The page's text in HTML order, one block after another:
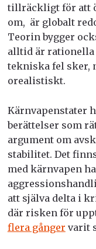
tillräckligt för att
om, är globalt
Teorin bygger
alltid är rationella
tekniska fel sker,
orealistiskt.
Kärnvapenstater
berättelser som
argument om
stabilitet. Det
med kärnvapen
att själva delta i
där risken för
flera gånger varit